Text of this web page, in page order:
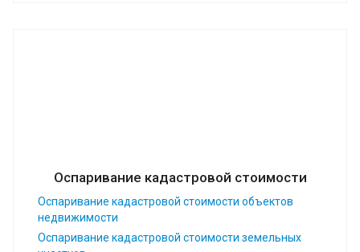
Оспаривание кадастровой стоимости
Оспаривание кадастровой стоимости объектов
недвижимости
Оспаривание кадастровой стоимости земельных